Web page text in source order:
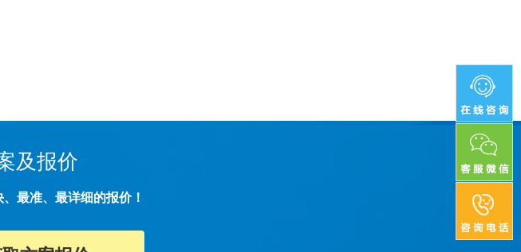
及报价
最准、最详细的报价！